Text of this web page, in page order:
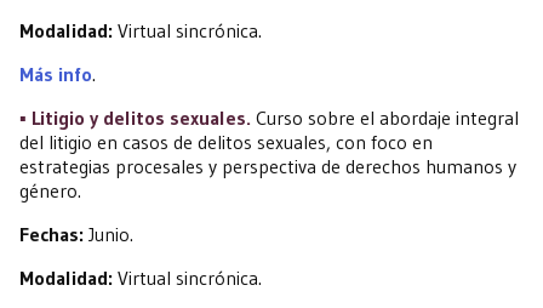
Modalidad: Virtual sincrónica.
Más info.
▪️ Litigio y delitos sexuales. Curso sobre el abordaje integral
del litigio en casos de delitos sexuales, con foco en
estrategias procesales y perspectiva de derechos humanos y
género.
Fechas: Junio.
Modalidad: Virtual sincrónica.